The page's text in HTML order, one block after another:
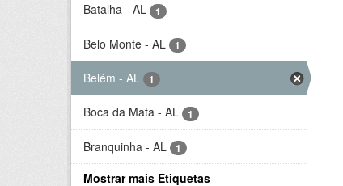
Batalha - AL 1
Belo Monte - AL 1
Belém - AL 1
Boca da Mata - AL 1
Branquinha - AL 1
Mostrar mais Etiquetas